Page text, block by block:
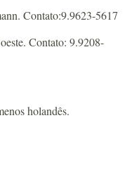
Contato:9.9623-5617
Contato: 9.9208-
holandês.